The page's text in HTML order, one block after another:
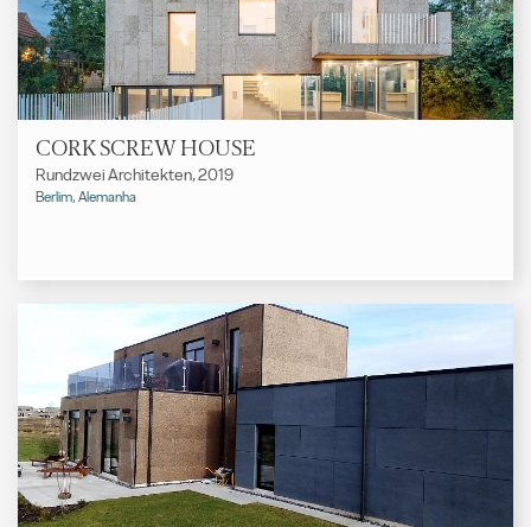
CORK SCREW HOUSE
Rundzwei Architekten, 2019
Berlim, Alemanha